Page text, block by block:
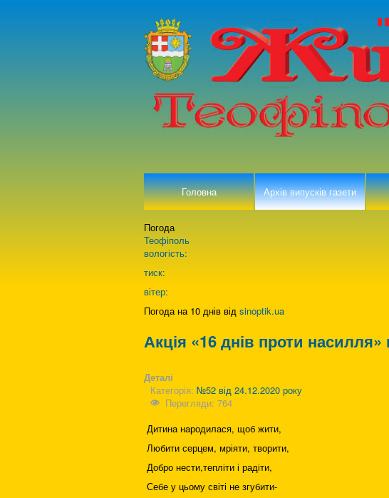
Головна Архів випусків газети
Погода
Теофіполь
вологість:
тиск:
вітер:
Погода на 10 днів від sinoptik.ua
Акція «16 днів проти насилля»
Деталі
Категорія: №52 від 24.12.2020 року
Перегляди: 764
Дитина народилася, щоб жити,
Любити серцем, мріяти, творити,
Добро нести,тепліти і радіти,
Себе у цьому світі не згубити-